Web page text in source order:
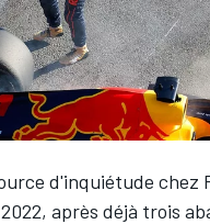
d'inquiétude chez
après déjà trois